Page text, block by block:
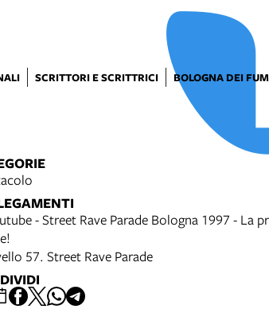
SCRITTORI E SCRITTRICI
BOLOGNA DEI
- Street Rave Parade Bologna 1997 - La
57. Street Rave Parade